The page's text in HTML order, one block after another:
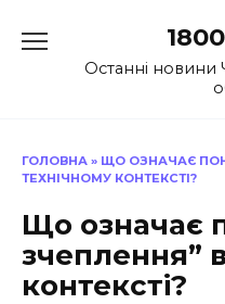
до
Останні новини
ГОЛОВНА » ЩО ОЗНАЧАЄ
ТЕХНІЧНОМУ КОНТЕКСТІ?
Що означає
зчеплення”
контексті?